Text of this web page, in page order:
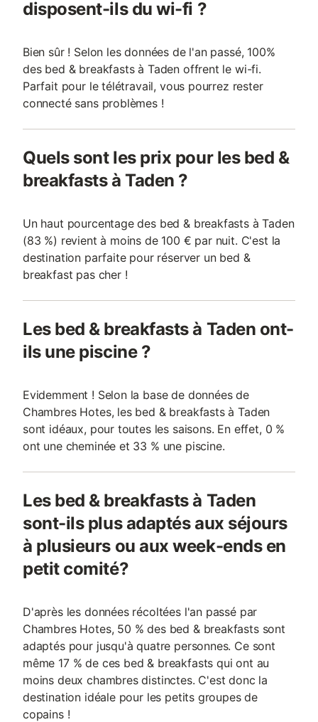
disposent-ils du wi-fi ?
Bien sûr ! Selon les données de l'an passé, 100%
des bed & breakfasts à Taden offrent le wi-fi.
Parfait pour le télétravail, vous pourrez rester
connecté sans problèmes !
Quels sont les prix pour les bed &
breakfasts à Taden ?
Un haut pourcentage des bed & breakfasts à Taden
(83 %) revient à moins de 100 € par nuit. C'est la
destination parfaite pour réserver un bed &
breakfast pas cher !
Les bed & breakfasts à Taden ont-
ils une piscine ?
Evidemment ! Selon la base de données de
Chambres Hotes, les bed & breakfasts à Taden
sont idéaux, pour toutes les saisons. En effet, 0 %
ont une cheminée et 33 % une piscine.
Les bed & breakfasts à Taden
sont-ils plus adaptés aux séjours
à plusieurs ou aux week-ends en
petit comité?
D'après les données récoltées l'an passé par
Chambres Hotes, 50 % des bed & breakfasts sont
adaptés pour jusqu'à quatre personnes. Ce sont
même 17 % de ces bed & breakfasts qui ont au
moins deux chambres distinctes. C'est donc la
destination idéale pour les petits groupes de
copains !